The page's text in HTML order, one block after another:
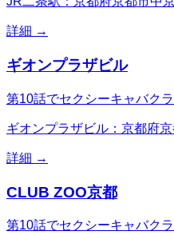
詳細 →
ギオンプラザビル
第10話でセクシーキャバク
ギオンプラザビル：京都府
詳細 →
CLUB ZOO京都
第10話でセクシーキャバク